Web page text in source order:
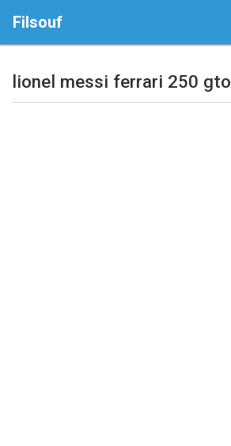
Filsouf
lionel messi ferrari 250 gto